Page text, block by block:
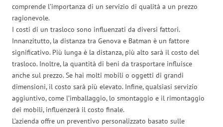
comprende l’importanza di un servizio di qualità a un prezzo
ragionevole.
I costi di un trasloco sono influenzati da diversi fattori.
Innanzitutto, la distanza tra Genova e Batman è un fattore
significativo. Più lunga è la distanza, più alto sarà il costo del
trasloco. Inoltre, la quantità di beni da trasportare influisce
anche sul prezzo. Se hai molti mobili o oggetti di grandi
dimensioni, il costo sarà più elevato. Infine, qualsiasi servizio
aggiuntivo, come l’imballaggio, lo smontaggio e il rimontaggio
dei mobili, influenzerà il costo finale.
L’azienda offre un preventivo personalizzato basato sulle